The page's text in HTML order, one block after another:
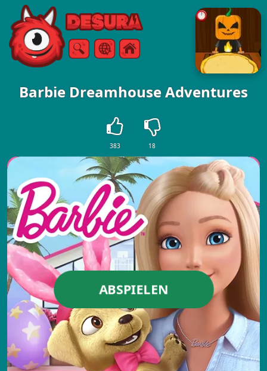
Free Online Games
SucheSpeisekarte
Barbie Dreamhouse Adventures
383 18
ABSPIELEN